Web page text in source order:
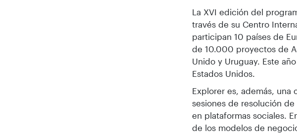
La XVI edición del
través de su Centro
participan 10 países de
de 10.000 proyectos de
Unido y Uruguay. Este
Estados Unidos.
Explorer es, además,
sesiones de resolución
en plataformas sociales.
de los modelos de